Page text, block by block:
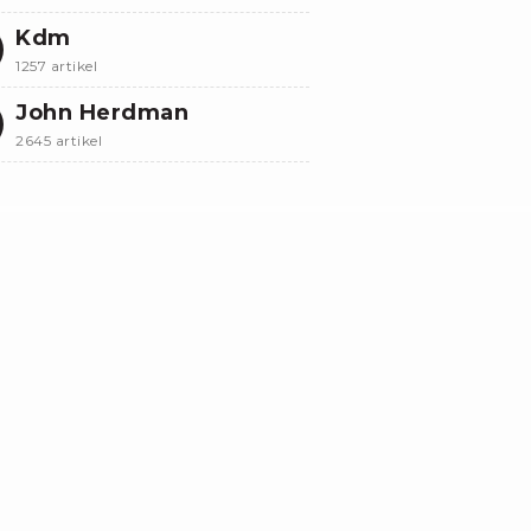
Kdm
1257 artikel
John Herdman
2645 artikel